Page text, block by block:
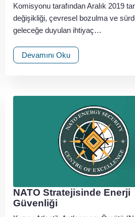
Komisyonu tarafından Aralık 2019
değişikliği, çevresel bozulma ve
geleceğe duyulan ihtiyaç…
Devamını Oku
NATO Stratejisinde Enerji
Güvenliği